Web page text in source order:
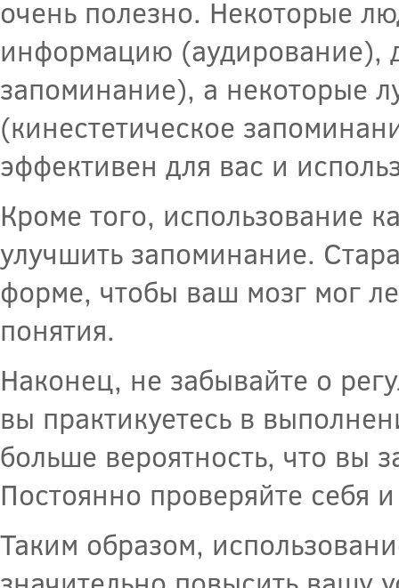
очень полезно. Некоторые
информацию (аудирование),
запоминание), а некоторые
(кинестетическое
эффективен для вас и
Кроме того, использование
улучшить запоминание.
форме, чтобы ваш мозг мог
понятия.
Наконец, не забывайте о
вы практикуетесь в
больше вероятность, что
Постоянно проверяйте себя
Таким образом,